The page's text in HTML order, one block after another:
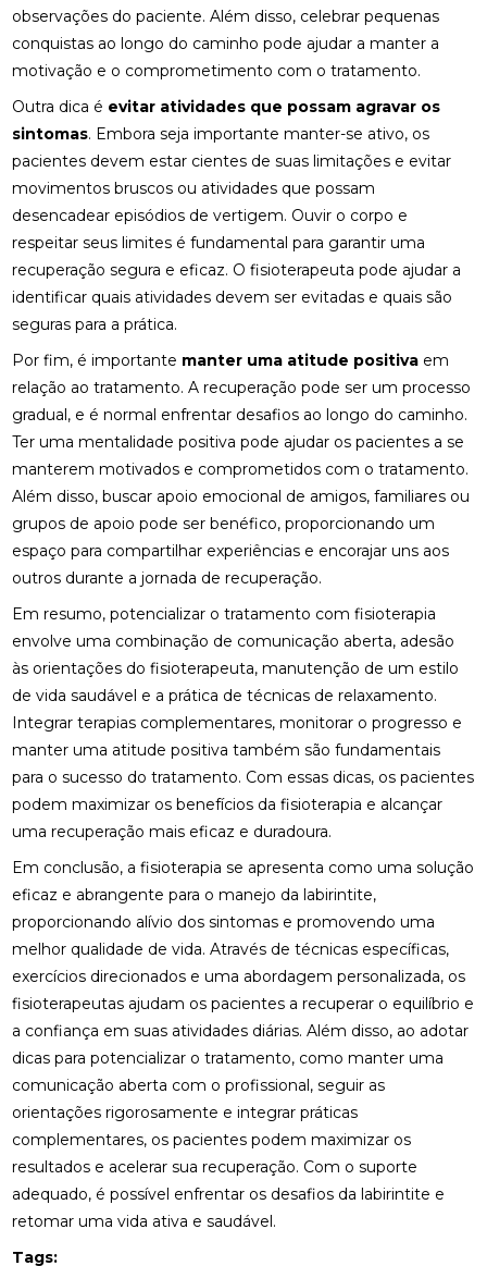
observações do paciente. Além disso, celebrar pequenas
conquistas ao longo do caminho pode ajudar a manter a
motivação e o comprometimento com o tratamento.
Outra dica é evitar atividades que possam agravar os
sintomas. Embora seja importante manter-se ativo, os
pacientes devem estar cientes de suas limitações e evitar
movimentos bruscos ou atividades que possam
desencadear episódios de vertigem. Ouvir o corpo e
respeitar seus limites é fundamental para garantir uma
recuperação segura e eficaz. O fisioterapeuta pode ajudar a
identificar quais atividades devem ser evitadas e quais são
seguras para a prática.
Por fim, é importante manter uma atitude positiva em
relação ao tratamento. A recuperação pode ser um processo
gradual, e é normal enfrentar desafios ao longo do caminho.
Ter uma mentalidade positiva pode ajudar os pacientes a se
manterem motivados e comprometidos com o tratamento.
Além disso, buscar apoio emocional de amigos, familiares ou
grupos de apoio pode ser benéfico, proporcionando um
espaço para compartilhar experiências e encorajar uns aos
outros durante a jornada de recuperação.
Em resumo, potencializar o tratamento com fisioterapia
envolve uma combinação de comunicação aberta, adesão
às orientações do fisioterapeuta, manutenção de um estilo
de vida saudável e a prática de técnicas de relaxamento.
Integrar terapias complementares, monitorar o progresso e
manter uma atitude positiva também são fundamentais
para o sucesso do tratamento. Com essas dicas, os pacientes
podem maximizar os benefícios da fisioterapia e alcançar
uma recuperação mais eficaz e duradoura.
Em conclusão, a fisioterapia se apresenta como uma solução
eficaz e abrangente para o manejo da labirintite,
proporcionando alívio dos sintomas e promovendo uma
melhor qualidade de vida. Através de técnicas específicas,
exercícios direcionados e uma abordagem personalizada, os
fisioterapeutas ajudam os pacientes a recuperar o equilíbrio e
a confiança em suas atividades diárias. Além disso, ao adotar
dicas para potencializar o tratamento, como manter uma
comunicação aberta com o profissional, seguir as
orientações rigorosamente e integrar práticas
complementares, os pacientes podem maximizar os
resultados e acelerar sua recuperação. Com o suporte
adequado, é possível enfrentar os desafios da labirintite e
retomar uma vida ativa e saudável.
Tags:
MELHORES CLÍNICAS DE QUIROPRAXIA PARA
ALÍVIO DA DOR E BEM-ESTAR
TOTAL
O QUE É QUIROPRAXIA E COMO ELA PODE
O QUE É QUIROPRAXIA?
O QUE É RPG NA FISIOTERAPIA?
BENEFÍCIOS DO TRATAMENTO
OS BENEFÍCIOS DA ACUPUNTURA PARA A SAÚDE E
BEM-ESTAR
OSTEOPATIA CERVICAL: ALÍVIO PARA SEUS
SINTOMAS
TRATAMENTOS
OSTEOPATIA CERVICAL: BENEFÍCIOS QUE VOCÊ
OSTEOPATIA CERVICAL: COMO ALIVIAR DORES E
MELHORAR A MOBILIDADE
OSTEOPATIA CERVICAL: COMO ALIVIAR DORES E
MELHORAR A QUALIDADE DE VIDA
OSTEOPATIA CERVICAL: COMO ALIVIAR DORES E
MELHORAR SUA QUALIDADE DE VIDA
PARA ALÍVIO DA DOR E RIGIDEZ
TRANSFORMAR SUA SAÚDE
OSTEOPATIA COLUNA: COMO MELHORA A SAÚDE
DA SUA COLUNA
QUE VOCÊ PRECISA CONHECER
OSTEOPATIA DA COLUNA: TRATAMENTOS E
BENEFÍCIOS ESSENCIAIS
OSTEOPATIA E ESCOLIOSE: ALÍVIO E TRATAMENTO
EFICAZ